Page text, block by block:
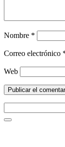
Nombre *
Correo electrónico
Web